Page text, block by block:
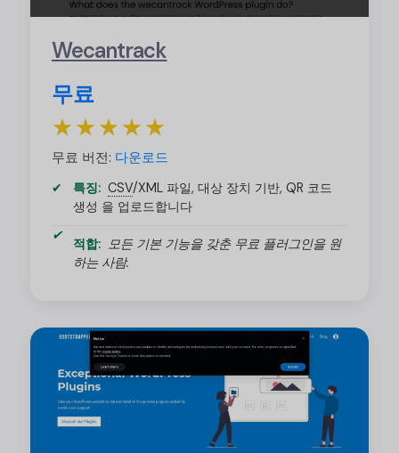
Wecantrack
무료
★★★★★
무료 버전: 다운로드
특징: CSV/XML 파일, 대상 장치 기반, QR 코드
생성 을 업로드합니다
적합: 모든 기본 기능을 갖춘 무료 플러그인을 원
하는 사람.